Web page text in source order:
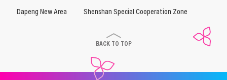
Dapeng New Area
Shenshan Special Cooperation Zone
BACK TO TOP